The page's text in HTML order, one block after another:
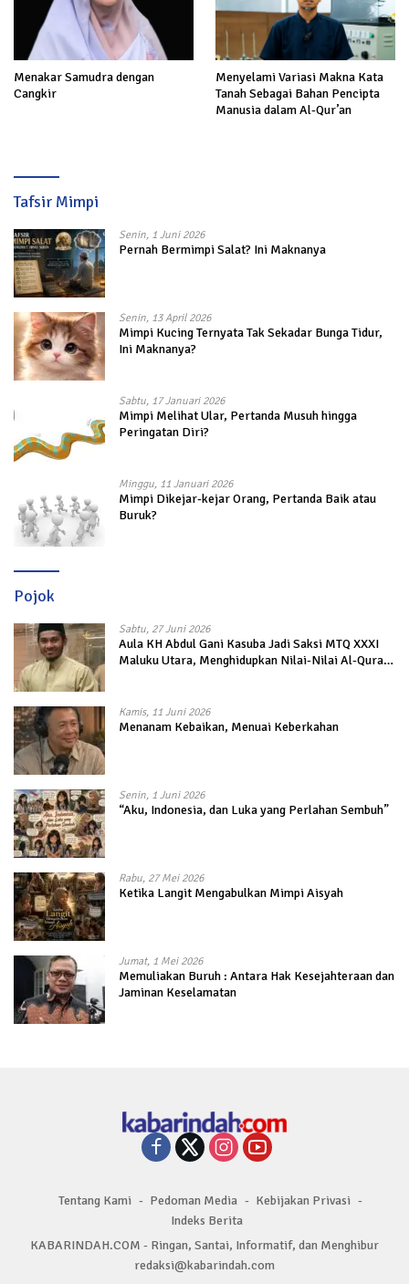
Menakar Samudra dengan
Cangkir
Menyelami Variasi Makna Kata
Tanah Sebagai Bahan Pencipta
Manusia dalam Al-Qur’an
Tafsir Mimpi
Senin, 1 Juni 2026
Pernah Bermimpi Salat? Ini Maknanya
Senin, 13 April 2026
Mimpi Kucing Ternyata Tak Sekadar Bunga Tidur,
Ini Maknanya?
Sabtu, 17 Januari 2026
Mimpi Melihat Ular, Pertanda Musuh hingga
Peringatan Diri?
Minggu, 11 Januari 2026
Mimpi Dikejar-kejar Orang, Pertanda Baik atau
Buruk?
Pojok
Sabtu, 27 Juni 2026
Aula KH Abdul Gani Kasuba Jadi Saksi MTQ XXXI
Maluku Utara, Menghidupkan Nilai-Nilai Al-Quran
Kamis, 11 Juni 2026
Menanam Kebaikan, Menuai Keberkahan
Senin, 1 Juni 2026
“Aku, Indonesia, dan Luka yang Perlahan Sembuh”
Rabu, 27 Mei 2026
Ketika Langit Mengabulkan Mimpi Aisyah
Jumat, 1 Mei 2026
Memuliakan Buruh : Antara Hak Kesejahteraan dan
Jaminan Keselamatan
Tentang Kami Pedoman Media
Kebijakan Privasi
Indeks Berita
KABARINDAH.COM - Ringan, Santai, Informatif, dan Menghibur
redaksi@kabarindah.com